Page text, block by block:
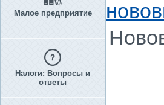
Малое предприятие
Налоги: Вопросы и
ответы